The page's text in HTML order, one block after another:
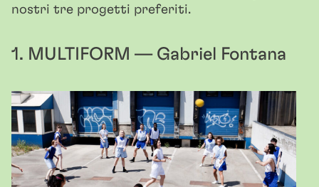
nostri tre progetti preferiti.
1. MULTIFORM — Gabriel Fontana